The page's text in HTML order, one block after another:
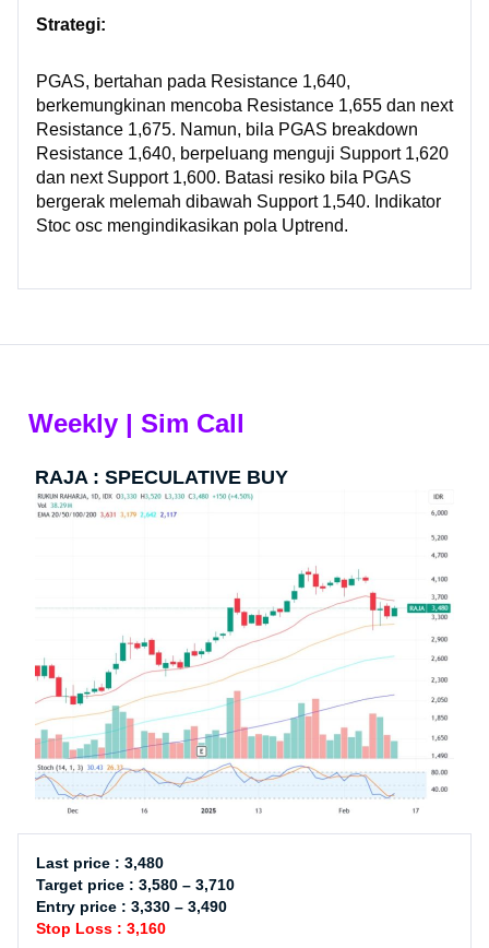
Strategi:
PGAS, bertahan pada Resistance 1,640,
berkemungkinan mencoba Resistance 1,655 dan next
Resistance 1,675. Namun, bila PGAS breakdown
Resistance 1,640, berpeluang menguji Support 1,620
dan next Support 1,600. Batasi resiko bila PGAS
bergerak melemah dibawah Support 1,540. Indikator
Stoc osc mengindikasikan pola Uptrend.
Weekly | Sim Call
RAJA : SPECULATIVE BUY
Last price : 3,480
Target price : 3,580 – 3,710
Entry price : 3,330 – 3,490
Stop Loss : 3,160